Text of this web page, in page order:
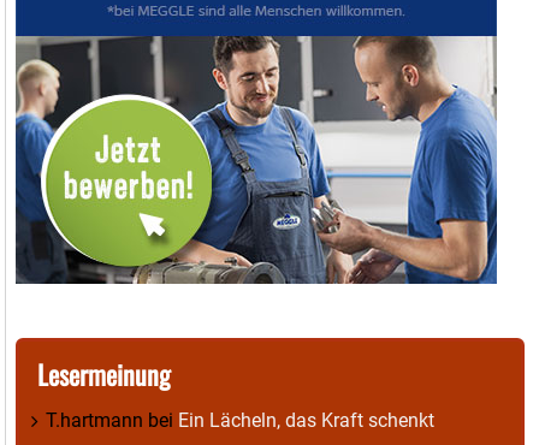
Lesermeinung
T.hartmann bei Ein Lächeln, das Kraft schenkt